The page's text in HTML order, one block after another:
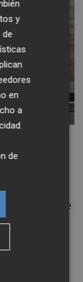
del
la
compo sí
que este
del
que el
es lo
y
de
en
a
de